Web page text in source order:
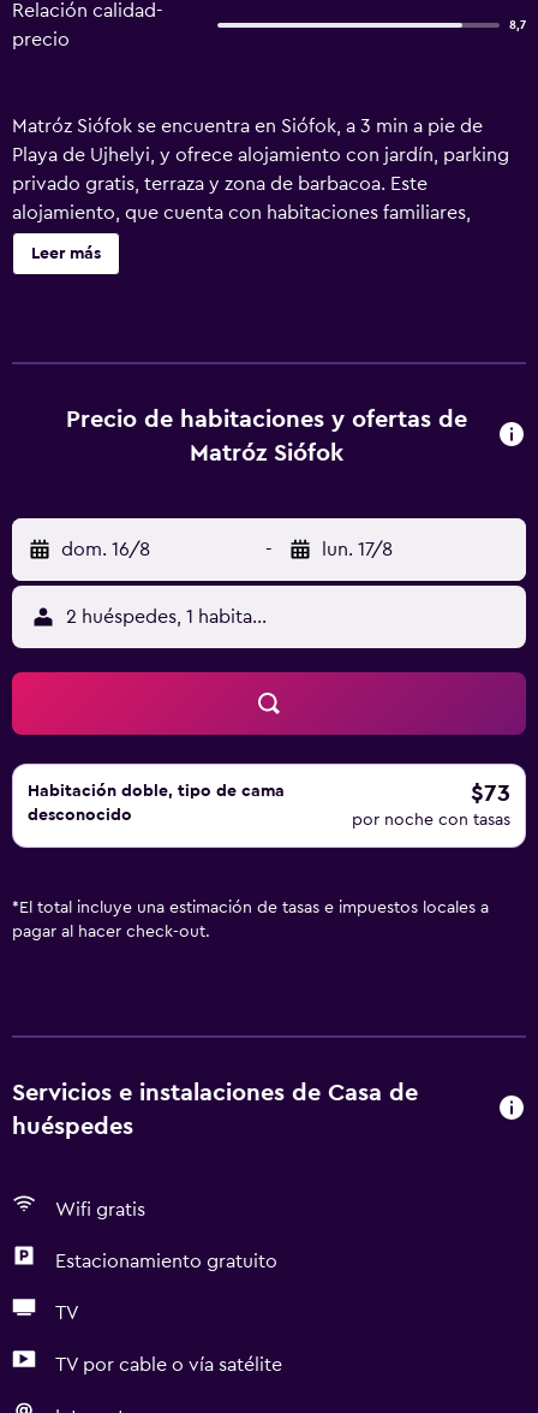
Relación calidad-
precio
8,7
Matróz Siófok se encuentra en Siófok, a 3 min a pie de
Playa de Ujhelyi, y ofrece alojamiento con jardín, parking
privado gratis, terraza y zona de barbacoa. Este
alojamiento, que cuenta con habitaciones familiares,
también ofrece zona de juegos infantil. Se ofrece wifi
gratis y cocina compartida. En el hostal o pensión, las
Siófok. Bebo Aquapark está a 5,6 km del alojamiento, y
Bella Stables and Animal Park está a 8 km. El aeropuerto
Leer más
Precio de habitaciones y ofertas de
Matróz Siófok
dom. 16/8 - lun. 17/8
2 huéspedes, 1 habitación
Habitación doble, tipo de cama
desconocido
$73
por noche con tasas
* El total incluye una estimación de tasas e impuestos locales a
pagar al hacer check-out.
Servicios e instalaciones de Casa de
huéspedes
Wifi gratis
Estacionamiento gratuito
TV
TV por cable o vía satélite